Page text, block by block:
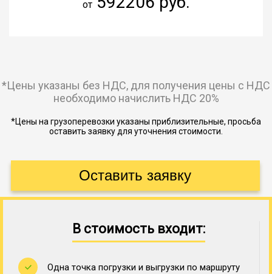
от
*Цены указаны без НДС, для получения цены с НДС
необходимо начислить НДС 20%
*Цены на грузоперевозки указаны приблизительные, просьба
оставить заявку для уточнения стоимости.
В стоимость входит:
Одна точка погрузки и выгрузки по маршруту